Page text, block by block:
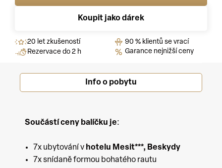
Koupit jako dárek
20 let zkušeností
Rezervace do 2 h
90 % klientů se vrací
Garance nejnižší ceny
Info o pobytu
Součástí ceny balíčku je:
7x ubytování v hotelu Mesit***, Beskydy
7x snídaně formou bohatého rautu